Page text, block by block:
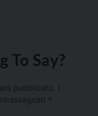
To Say?
pubblicato.
*